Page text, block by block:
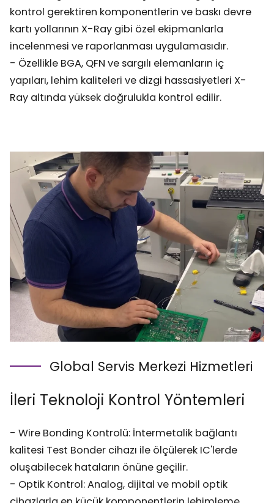
kontrol gerektiren komponentlerin ve baskı devre
kartı yollarının X-Ray gibi özel ekipmanlarla
incelenmesi ve raporlanması uygulamasıdır.
- Özellikle BGA, QFN ve sargılı elemanların iç
yapıları, lehim kaliteleri ve dizgi hassasiyetleri X-
Ray altında yüksek doğrulukla kontrol edilir.
Global Servis Merkezi Hizmetleri
İleri Teknoloji Kontrol Yöntemleri
- Wire Bonding Kontrolü: İntermetalik bağlantı
kalitesi Test Bonder cihazı ile ölçülerek IC'lerde
oluşabilecek hataların önüne geçilir.
- Optik Kontrol: Analog, dijital ve mobil optik